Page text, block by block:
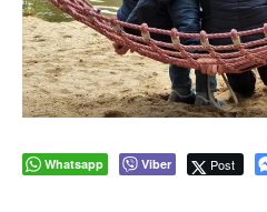
Whatsapp Viber Post